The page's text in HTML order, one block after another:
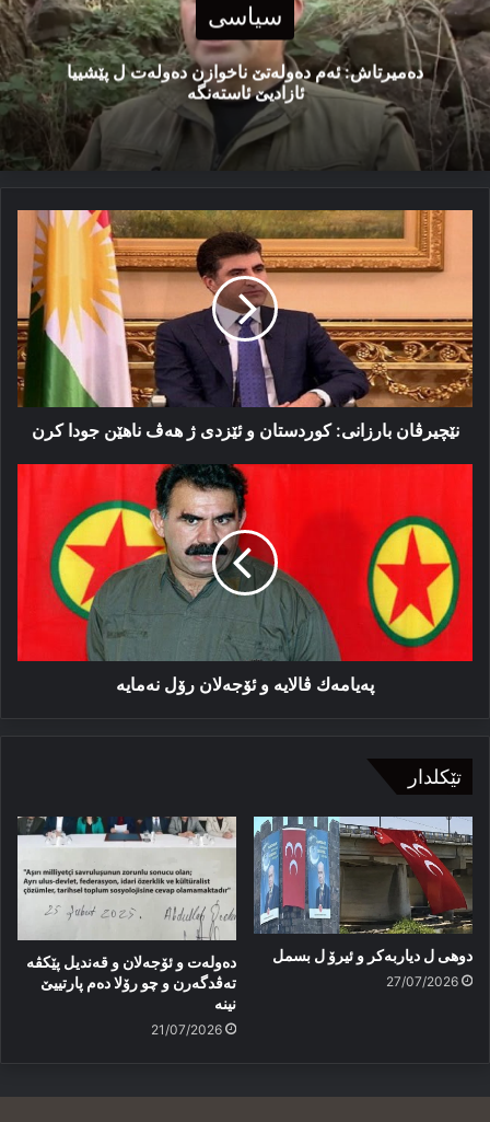
سیاسی
دەمیرتاش: ئەم دەولەتێ ناخوازن دەولەت ل پێشییا
ئازادیێ ئاستەنگە
نێچیرڤان
بارزانی:
كوردستان
ئێزدی
ژ
ھەڤ
ناھێن
جودا
كرن
نێچیرڤان بارزانی: كوردستان و ئێزدی ژ ھەڤ ناھێن جودا كرن
پەیامەك
ئۆجەلان
رۆل
نەمایە
پەیامەك ڤالایە و ئۆجەلان رۆل نەمایە
تێکلدار
دوهی ل دیاربەکر و ئیرۆ ل بسمل
27/07/2026
دەولەت و ئۆجەلان و قەندیل پێکڤە
تەڤدگەرن و چو رۆلا دەم پارتییێ
نینە
21/07/2026